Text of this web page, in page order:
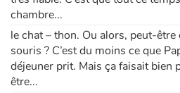
Apprendre les langues
Dyslexie, troubles de la lecture
chambre...
le chat – thon. Ou alors, peut-
souris ? C’est du moins ce que
déjeuner prit. Mais ça faisait bien
être...